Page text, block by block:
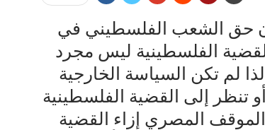
حق الشعب الفلسطيني في
مصر بالقضية الفلسطينية ليس مجرد
لم تكن السياسة الخارجية
تنظر إلى القضية الفلسطينية
الموقف المصري إزاء القضية